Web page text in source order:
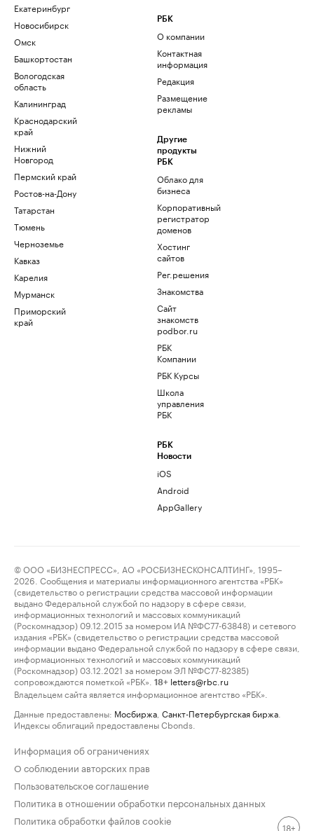
Екатеринбург
Новосибирск
Омск
Башкортостан
Вологодская
область
Калининград
Краснодарский
край
Нижний
Новгород
Пермский край
Ростов-на-Дону
Татарстан
Тюмень
Черноземье
Кавказ
Карелия
Мурманск
Приморский
край
РБК
О компании
Контактная
информация
Редакция
Размещение
рекламы
Другие
продукты
РБК
Облако для
бизнеса
Корпоративный
регистратор
доменов
Хостинг
сайтов
Рег.решения
Знакомства
Сайт
знакомств
podbor.ru
РБК
Компании
РБК Курсы
Школа
управления
РБК
РБК
Новости
iOS
Android
AppGallery
© ООО «БИЗНЕСПРЕСС», АО «РОСБИЗНЕСКОНСАЛТИНГ», 1995–
2026. Сообщения и материалы информационного агентства «РБК»
(свидетельство о регистрации средства массовой информации
выдано Федеральной службой по надзору в сфере связи,
информационных технологий и массовых коммуникаций
(Роскомнадзор) 09.12.2015 за номером ИА №ФС77-63848) и сетевого
издания «РБК» (свидетельство о регистрации средства массовой
информации выдано Федеральной службой по надзору в сфере связи,
информационных технологий и массовых коммуникаций
(Роскомнадзор) 03.12.2021 за номером ЭЛ №ФС77-82385)
сопровождаются пометкой «РБК».
18+ letters@rbc.ru
Владельцем сайта является информационное агентство «РБК».
Данные предоставлены: Мосбиржа Санкт-Петербургская биржа
Индексы облигаций предоставлены Cbonds.
Информация об ограничениях
О соблюдении авторских прав
Пользовательское соглашение
Политика в отношении обработки персональных данных
Политика обработки файлов cookie
18+